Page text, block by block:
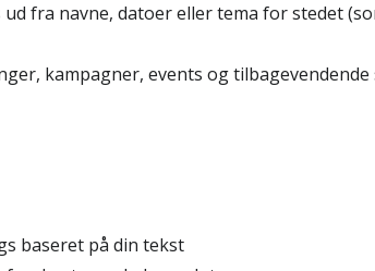
fra navne, datoer eller tema for stedet
kampagner, events og tilbagevendende
baseret på din tekst